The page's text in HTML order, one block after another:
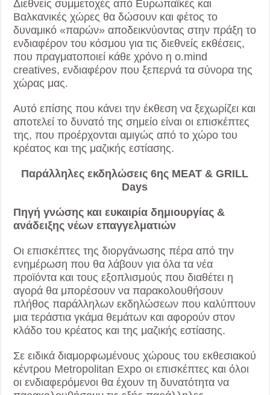
Διεθνείς συμμετοχές από Ευρωπαϊκές και
Βαλκανικές χώρες θα δώσουν και φέτος το
δυναμικό «παρών» αποδεικνύοντας στην πράξη το
ενδιαφέρον του κόσμου για τις διεθνείς εκθέσεις,
που πραγματοποιεί κάθε χρόνο η o.mind
creatives, ενδιαφέρον που ξεπερνά τα σύνορα της
χώρας μας.
Αυτό επίσης που κάνει την έκθεση να ξεχωρίζει και
αποτελεί το δυνατό της σημείο είναι οι επισκέπτες
της, που προέρχονται αμιγώς από το χώρο του
κρέατος και της μαζικής εστίασης.
Παράλληλες εκδηλώσεις 6ης MEAT & GRILL
Days
Πηγή γνώσης και ευκαιρία δημιουργίας &
ανάδειξης νέων επαγγελματιών
Οι επισκέπτες της διοργάνωσης πέρα από την
ενημέρωση που θα λάβουν για όλα τα νέα
προϊόντα και τους εξοπλισμούς που διαθέτει η
αγορά θα μπορέσουν να παρακολουθήσουν
πλήθος παράλληλων εκδηλώσεων που καλύπτουν
μια τεράστια γκάμα θεμάτων και αφορούν στον
κλάδο του κρέατος και της μαζικής εστίασης.
Σε ειδικά διαμορφωμένους χώρους του εκθεσιακού
κέντρου Metropolitan Expo οι επισκέπτες και όλοι
οι ενδιαφερόμενοι θα έχουν τη δυνατότητα να